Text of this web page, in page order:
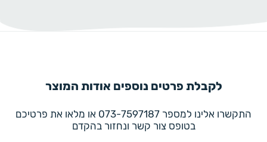
לקבלת פרטים נוספים אודות המוצר
התקשרו אלינו למספר 073-7597187 או מלאו את פרטיכם
בטופס צור קשר ונחזור בהקדם